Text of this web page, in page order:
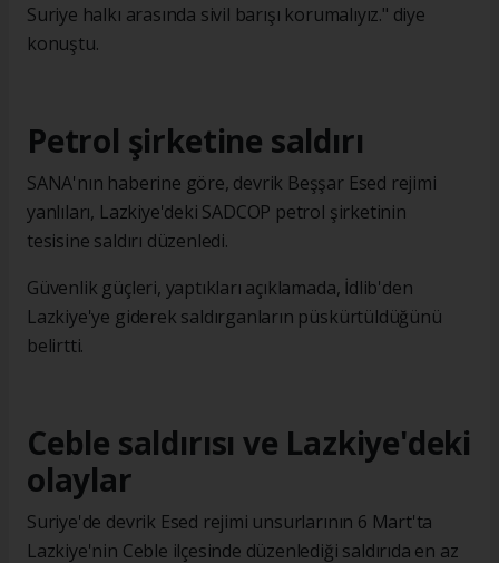
Suriye halkı arasında sivil barışı korumalıyız." diye
konuştu.
Petrol şirketine saldırı
SANA'nın haberine göre, devrik Beşşar Esed rejimi
yanlıları, Lazkiye'deki SADCOP petrol şirketinin
tesisine saldırı düzenledi.
Güvenlik güçleri, yaptıkları açıklamada, İdlib'den
Lazkiye'ye giderek saldırganların püskürtüldüğünü
belirtti.
Ceble saldırısı ve Lazkiye'deki
olaylar
Suriye'de devrik Esed rejimi unsurlarının 6 Mart'ta
Lazkiye'nin Ceble ilçesinde düzenlediği saldırıda en az